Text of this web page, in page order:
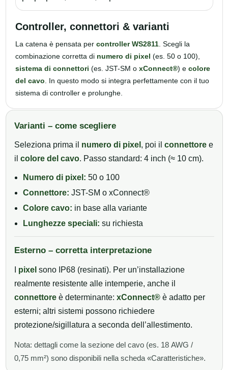
Controller, connettori & varianti
La catena è pensata per controller WS2811 . Scegli la
combinazione corretta di numero di pixel (es. 50 o 100),
sistema di connettori (es. JST-SM o xConnect®) e colore
del cavo . In questo modo si integra perfettamente con il tuo
sistema di controller e prolunghe.
Varianti – come scegliere
Seleziona prima il numero di pixel , poi il connettore e
il colore del cavo. Passo standard: 4 inch (≈ 10 cm).
Numero di pixel: 50 o 100
Connettore: JST-SM o xConnect®
Colore cavo: in base alla variante
Lunghezze speciali: su richiesta
Esterno – corretta interpretazione
pixel sono IP68 (resinati). Per un’installazione
realmente resistente alle intemperie, anche il
connettore è determinante: xConnect® è adatto per
esterni; altri sistemi possono richiedere
protezione/sigillatura a seconda dell’allestimento.
Nota: dettagli come la sezione del cavo (es. 18 AWG /
0,75 mm²) sono disponibili nella scheda «Caratteristiche».